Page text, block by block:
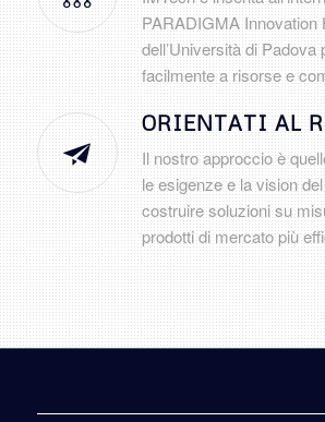
PARADIGMA Innovation
dell’Università di Padova
facilmente a risorse e
ORIENTATI AL
Il nostro approccio è
le esigenze e la vision
costruire soluzioni su
prodotti di mercato più